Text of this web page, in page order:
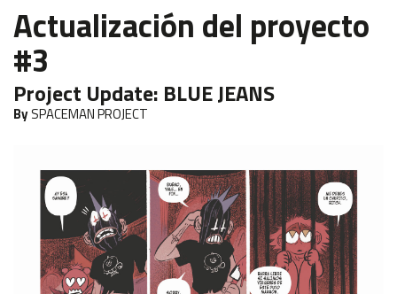
Actualización del proyecto
#3
Project Update: BLUE JEANS
BySPACEMAN PROJECT